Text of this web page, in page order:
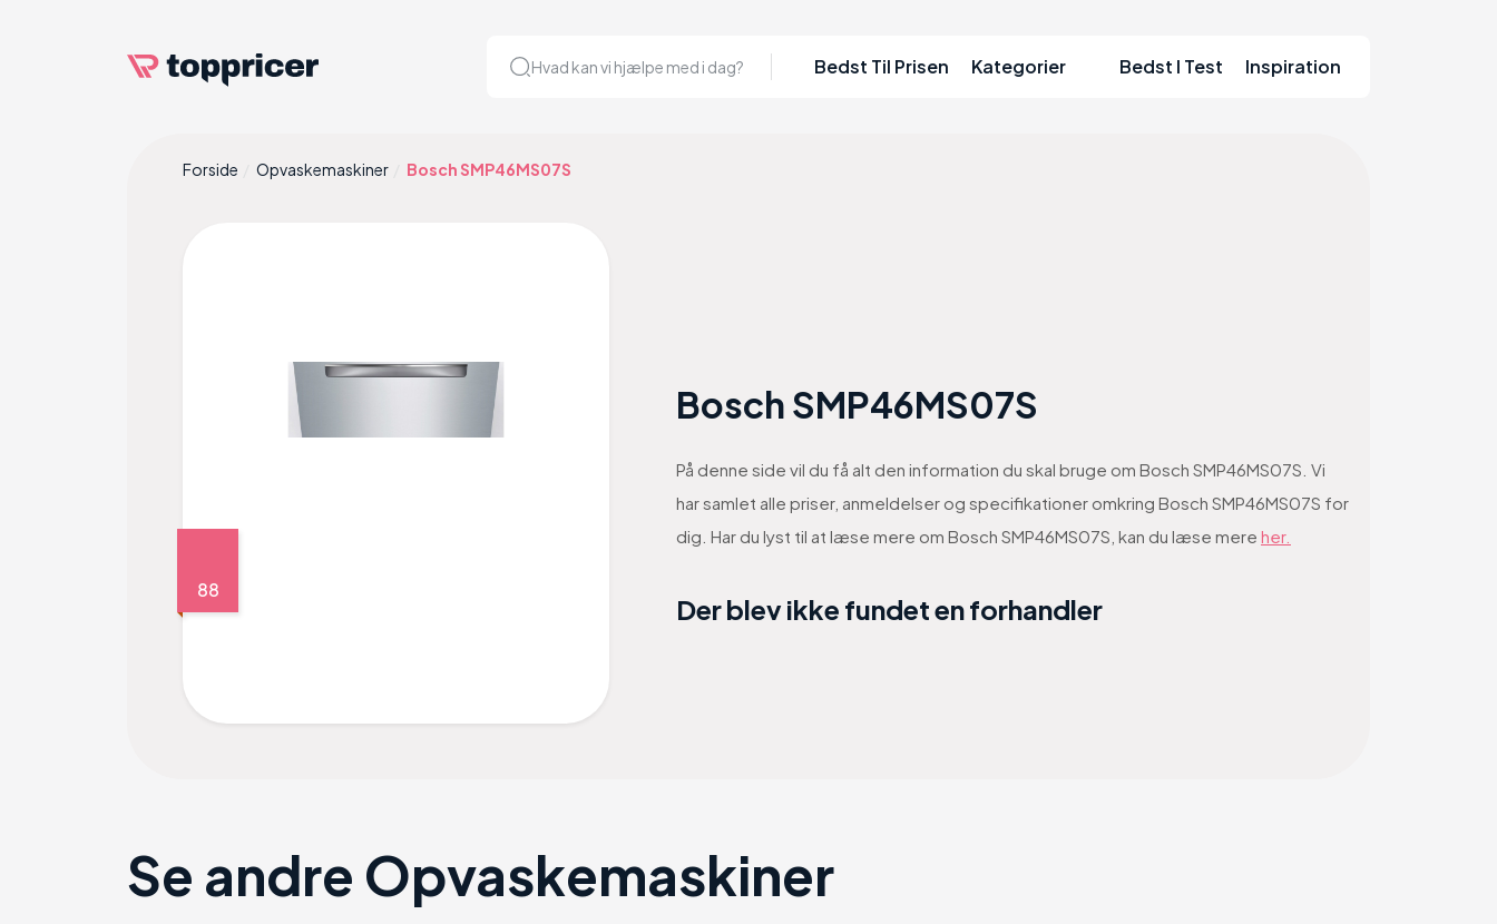
Hvad kan vi hjælpe med i dag? Bedst Til Prisen Kategorier Bedst I Test Inspiration
Forside Opvaskemaskiner Bosch SMP46MS07S
88
Bosch SMP46MS07S
På denne side vil du få alt den information du skal bruge om Bosch SMP46MS07S. Vi
har samlet alle priser, anmeldelser og specifikationer omkring Bosch SMP46MS07S for
dig. Har du lyst til at læse mere om Bosch SMP46MS07S, kan du læse mere her.
Der blev ikke fundet en forhandler
Se andre Opvaskemaskiner